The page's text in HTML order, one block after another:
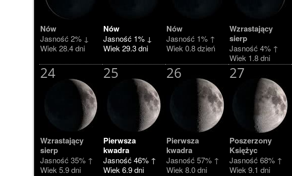
Nów
Jasność 2% ↓
Wiek 28.4 dni
Nów
Jasność 1% ↓
Wiek 29.3 dni
Nów
Jasność 1% ↑
Wiek 0.8 dzień
Wzrastający
sierp
Jasność 4% ↑
Wiek 1.8 dni
24
Wzrastający
sierp
Jasność 35% ↑
Wiek 5.9 dni
25
Pierwsza
kwadra
Jasność 46% ↑
Wiek 6.9 dni
26
Pierwsza
kwadra
Jasność 57% ↑
Wiek 8.0 dni
27
Poszerzony
Księżyc
Jasność 68% ↑
Wiek 9.1 dni